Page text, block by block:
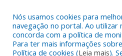
Todos os direitos reservados a
Nós usamos cookies para
navegação no portal. Ao utilizar
concorda com a política de
Para ter mais informações
Política de cookies (Leia mais).